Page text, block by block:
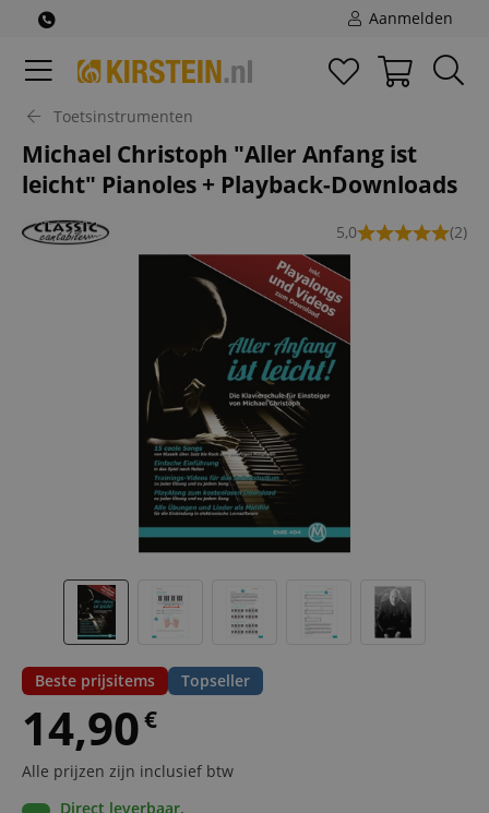
Aanmelden
Toetsinstrumenten
Michael Christoph "Aller Anfang ist
leicht" Pianoles + Playback-Downloads
5,0 (2)
Beste prijsitems Topseller
14,90€
Alle prijzen zijn inclusief btw
Direct leverbaar.